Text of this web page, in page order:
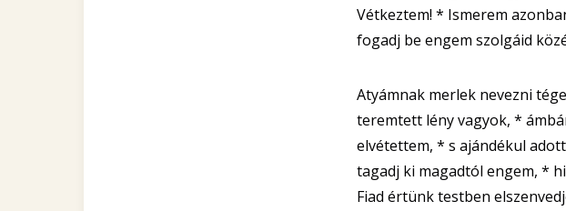
Vétkeztem! * Ismerem
fogadj be engem szolgáid
Atyámnak merlek nevezni
teremtett lény vagyok, *
elvétettem, * s ajándékul
tagadj ki magadtól engem, *
Fiad értünk testben